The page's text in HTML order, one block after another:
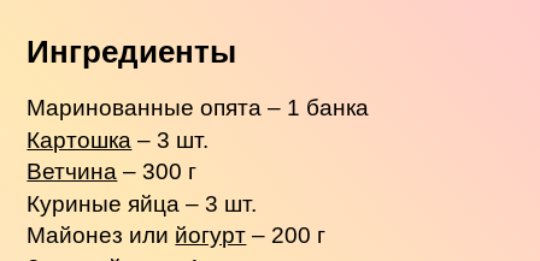
Ингредиенты
Маринованные опята – 1 банка
Картошка – 3 шт.
Ветчина – 300 г
Куриные яйца – 3 шт.
Майонез или йогурт – 200 г